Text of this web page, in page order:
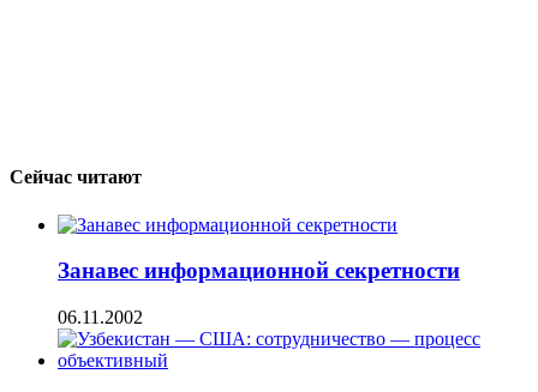
Сейчас читают
Занавес информационной секретности
06.11.2002